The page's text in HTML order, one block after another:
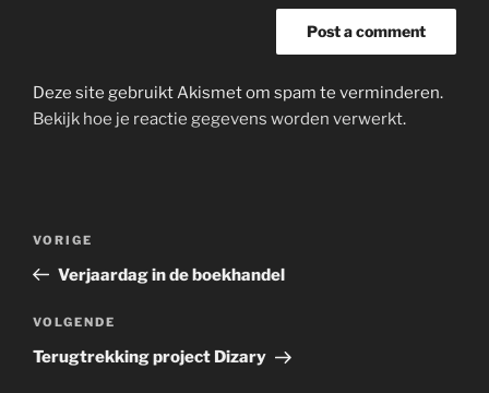
Deze site gebruikt Akismet om spam te verminderen.
Bekijk hoe je reactie gegevens worden verwerkt.
Bericht
Vorig
bericht
VORIGE
Verjaardag in de boekhandel
Volgend
bericht
VOLGENDE
Terugtrekking project Dizary